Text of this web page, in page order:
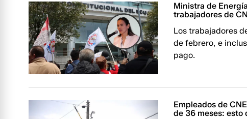
Ministra de
trabajadores de
Los trabajadores
de febrero, e
pago.
Empleados de
de 36 meses: